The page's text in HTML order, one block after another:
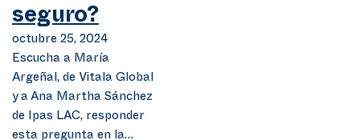
seguro?
octubre 25, 2024
Escucha a María
Argeñal, de Vitala Global
y a Ana Martha Sánchez
de Ipas LAC, responder
esta pregunta en la…